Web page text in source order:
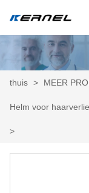
thuis > MEER
Helm voor
>